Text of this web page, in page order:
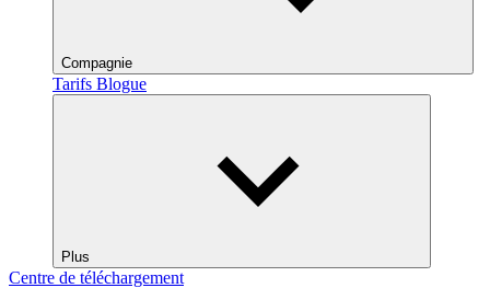
Compagnie
Tarifs Blogue
Plus
Centre de téléchargement